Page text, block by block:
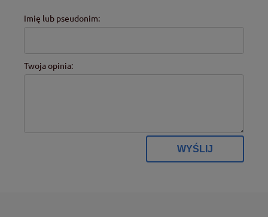
Imię lub pseudonim:
Twoja opinia:
WYŚLIJ